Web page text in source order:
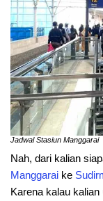
Jadwal Stasiun Manggarai
Nah, dari kalian
Manggarai ke
Karena kalau